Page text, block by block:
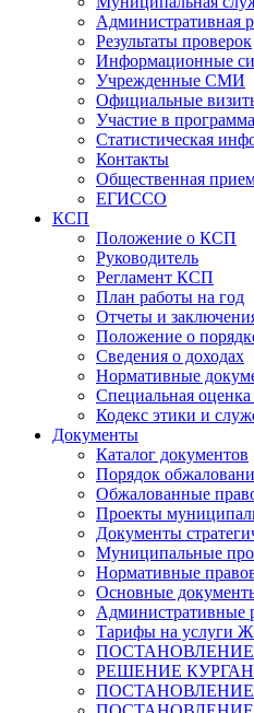
Административная
Результаты проверок
Информационные
Учрежденные СМИ
Официальные
Участие в
Статистическая
Контакты
Общественная
ЕГИССО
КСП
Положение о КСП
Руководитель
Регламент КСП
План работы на год
Отчеты и
Положение о
Сведения о доходах
Нормативные
Специальная оценка
Кодекс этики и
Документы
Каталог документов
Порядок
Обжалованные
Проекты
Документы
Муниципальные
Нормативные
Основные
Административные
Тарифы на услуги
РЕШЕНИЕ
ПОСТАНОВЛЕНИЕ